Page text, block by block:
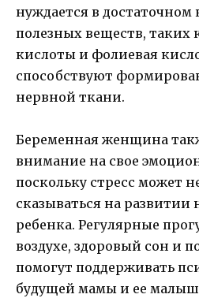
нуждается в достаточном
полезных веществ, таких
кислоты и фолиевая
способствуют
нервной ткани.
Беременная женщина
внимание на свое
поскольку стресс может
сказываться на
ребенка. Регулярные
воздухе, здоровый сон и
помогут поддерживать
будущей мамы и ее